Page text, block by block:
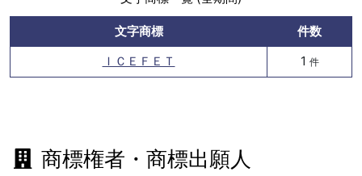
文字商標
件数
ＩＣＥＦＥＴ
1 件
商標権者・商標出願人